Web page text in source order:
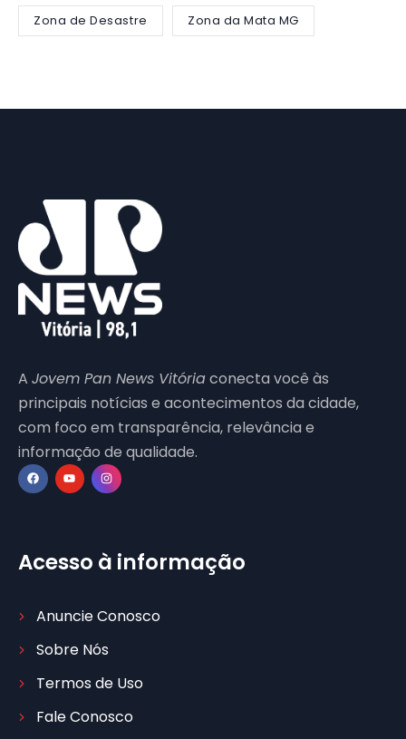
Zona de Desastre Zona da Mata MG
A Jovem Pan News Vitóriaconecta você às
principais notícias e acontecimentos da cidade,
com foco em transparência, relevância e
informação de qualidade.
Acesso à informação
Anuncie Conosco
Sobre Nós
Termos de Uso
Fale Conosco